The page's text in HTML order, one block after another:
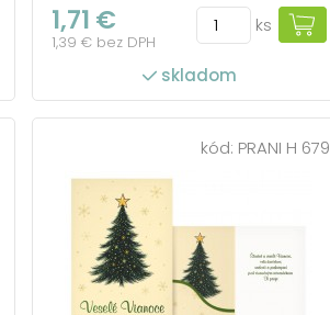
1,71 €
1,39 € bez DPH
ks
skladom
kód: PRANI H 679